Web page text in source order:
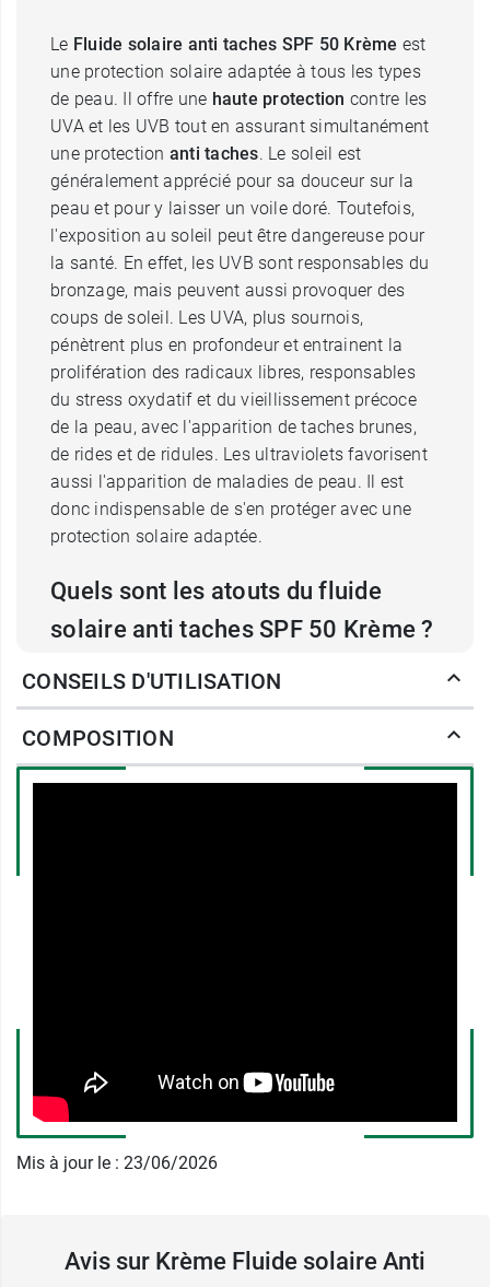
Le Fluide solaire anti taches SPF 50 Krème est
une protection solaire adaptée à tous les types
de peau. Il offre une haute protection contre les
UVA et les UVB tout en assurant simultanément
une protection anti taches. Le soleil est
généralement apprécié pour sa douceur sur la
peau et pour y laisser un voile doré. Toutefois,
l'exposition au soleil peut être dangereuse pour
la santé. En effet, les UVB sont responsables du
bronzage, mais peuvent aussi provoquer des
coups de soleil. Les UVA, plus sournois,
pénètrent plus en profondeur et entrainent la
prolifération des radicaux libres, responsables
du stress oxydatif et du vieillissement précoce
de la peau, avec l'apparition de taches brunes,
de rides et de ridules. Les ultraviolets favorisent
aussi l'apparition de maladies de peau. Il est
donc indispensable de s'en protéger avec une
protection solaire adaptée.
Quels sont les atouts du fluide
solaire anti taches SPF 50 Krème ?
Le Fluide solaire anti taches Krème SPF 50 est
desfiltres solaires nouvelle génération
les UVB, tout en respectant votre peau et
double action antioxydante . Les antioxydants
vont protéger la peau du stress oxydatif, corriger
les taches brunes et prévenir leur apparition.
Mais ce n'est pas tout. Le fluide solaire anti
vont se charger de rééquilibrer le microbiome
cutané.
CONSEILS D'UTILISATION
COMPOSITION
Mis à jour le : 23/06/2026
Avis sur Krème Fluide solaire Anti